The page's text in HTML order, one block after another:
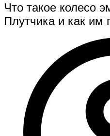
Что такое колесо
Плутчика и как им